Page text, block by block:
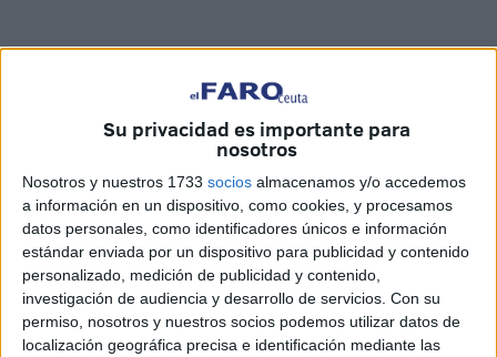
Su privacidad es importante para
nosotros
Nosotros y nuestros 1733 socios almacenamos y/o accedemos
a información en un dispositivo, como cookies, y procesamos
datos personales, como identificadores únicos e información
estándar enviada por un dispositivo para publicidad y contenido
personalizado, medición de publicidad y contenido,
investigación de audiencia y desarrollo de servicios. Con su
permiso, nosotros y nuestros socios podemos utilizar datos de
localización geográfica precisa e identificación mediante las
Fotos y vídeo: Joaquín Viera
La tiktoker Blanca Hernández ha dedicado su espacio de
este martes 13 de septiembre,en ‘La Mañana de Cope
Ceuta’,a los influencers que se realizan retoques estéticos
porque se quieren parecer a su famoso favorito.
Para Hernández, obsesionarse con el físico es algo